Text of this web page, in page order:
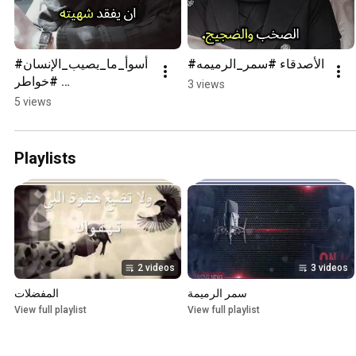
#أسوأ_ما_يصيب_الإنسان
#خواطر
#مماقرأت#سمر_الرميمة
5 views
#الأصدقاء #سمر_الرميمه
3 views
Playlists
2 videos
المفضلات
View full playlist
3 videos
سمر الرميمة
View full playlist